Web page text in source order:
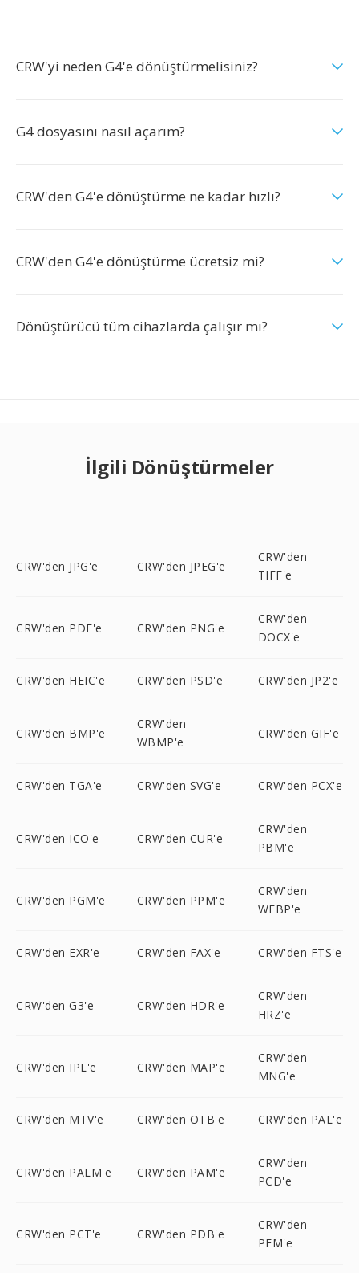
CRW'yi neden G4'e dönüştürmelisiniz?
G4 dosyasını nasıl açarım?
CRW'den G4'e dönüştürme ne kadar hızlı?
CRW'den G4'e dönüştürme ücretsiz mi?
Dönüştürücü tüm cihazlarda çalışır mı?
İlgili Dönüştürmeler
CRW'den JPG'e CRW'den JPEG'e
CRW'den
TIFF'e
CRW'den PDF'e CRW'den PNG'e
CRW'den
DOCX'e
CRW'den HEIC'e CRW'den PSD'e CRW'den JP2'e
CRW'den BMP'e
CRW'den
WBMP'e
CRW'den GIF'e
CRW'den TGA'e CRW'den SVG'e CRW'den PCX'e
CRW'den ICO'e CRW'den CUR'e
CRW'den
PBM'e
CRW'den PGM'e CRW'den PPM'e
CRW'den
WEBP'e
CRW'den EXR'e CRW'den FAX'e CRW'den FTS'e
CRW'den G3'e CRW'den HDR'e
CRW'den
HRZ'e
CRW'den IPL'e CRW'den MAP'e
CRW'den
MNG'e
CRW'den MTV'e CRW'den OTB'e CRW'den PAL'e
CRW'den PALM'e CRW'den PAM'e
CRW'den
PCD'e
CRW'den PCT'e CRW'den PDB'e
CRW'den
PFM'e